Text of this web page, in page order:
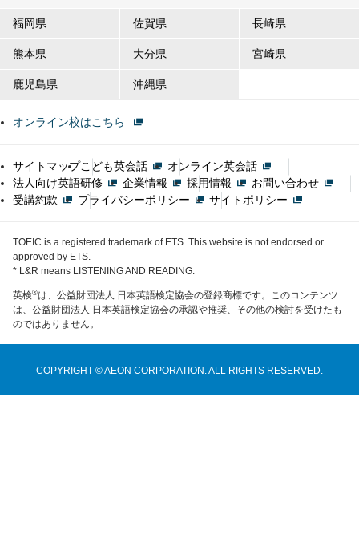
福岡県 佐賀県 長崎県
熊本県 大分県 宮崎県
鹿児島県 沖縄県
オンライン校はこちら
サイトマップこども英会話
オンライン英会話
法人向け英語研修
企業情報 採用情報
お問い合わせ
受講約款
プライバシーポリシー サイトポリシー
TOEIC is a registered trademark of ETS. This website is not endorsed or
approved by ETS.
* L&R means LISTENING AND READING.
英検®は、公益財団法人 日本英語検定協会の登録商標です。このコンテンツ
は、公益財団法人 日本英語検定協会の承認や推奨、その他の検討を受けたも
のではありません。
COPYRIGHT © AEON CORPORATION. ALL RIGHTS RESERVED.